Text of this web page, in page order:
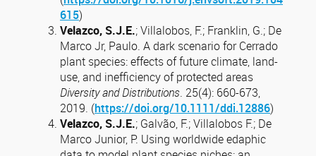
615)
Velazco, S.J.E.; Villalobos, F.; Franklin, G.; De
Marco Jr, Paulo. A dark scenario for Cerrado
plant species: effects of future climate, land-
use, and inefficiency of protected areas
Diversity and Distributions. 25(4): 660-673,
2019. (https://doi.org/10.1111/ddi.12886)
Velazco, S.J.E.; Galvão, F.; Villalobos F.; De
Marco Junior, P. Using worldwide edaphic